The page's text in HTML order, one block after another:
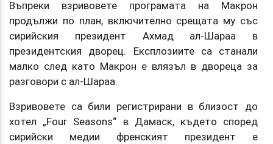
Въпреки взривовете програмата на Макрон
продължи по план, включително срещата му със
сирийския президент Ахмад ал-Шараа в
президентския дворец. Експлозиите са станали
малко след като Макрон е влязъл в двореца за
разговори с ал-Шараа.
Взривовете са били регистрирани в близост до
хотел „Four Seasons“ в Дамаск, където според
сирийски медии френският президент е